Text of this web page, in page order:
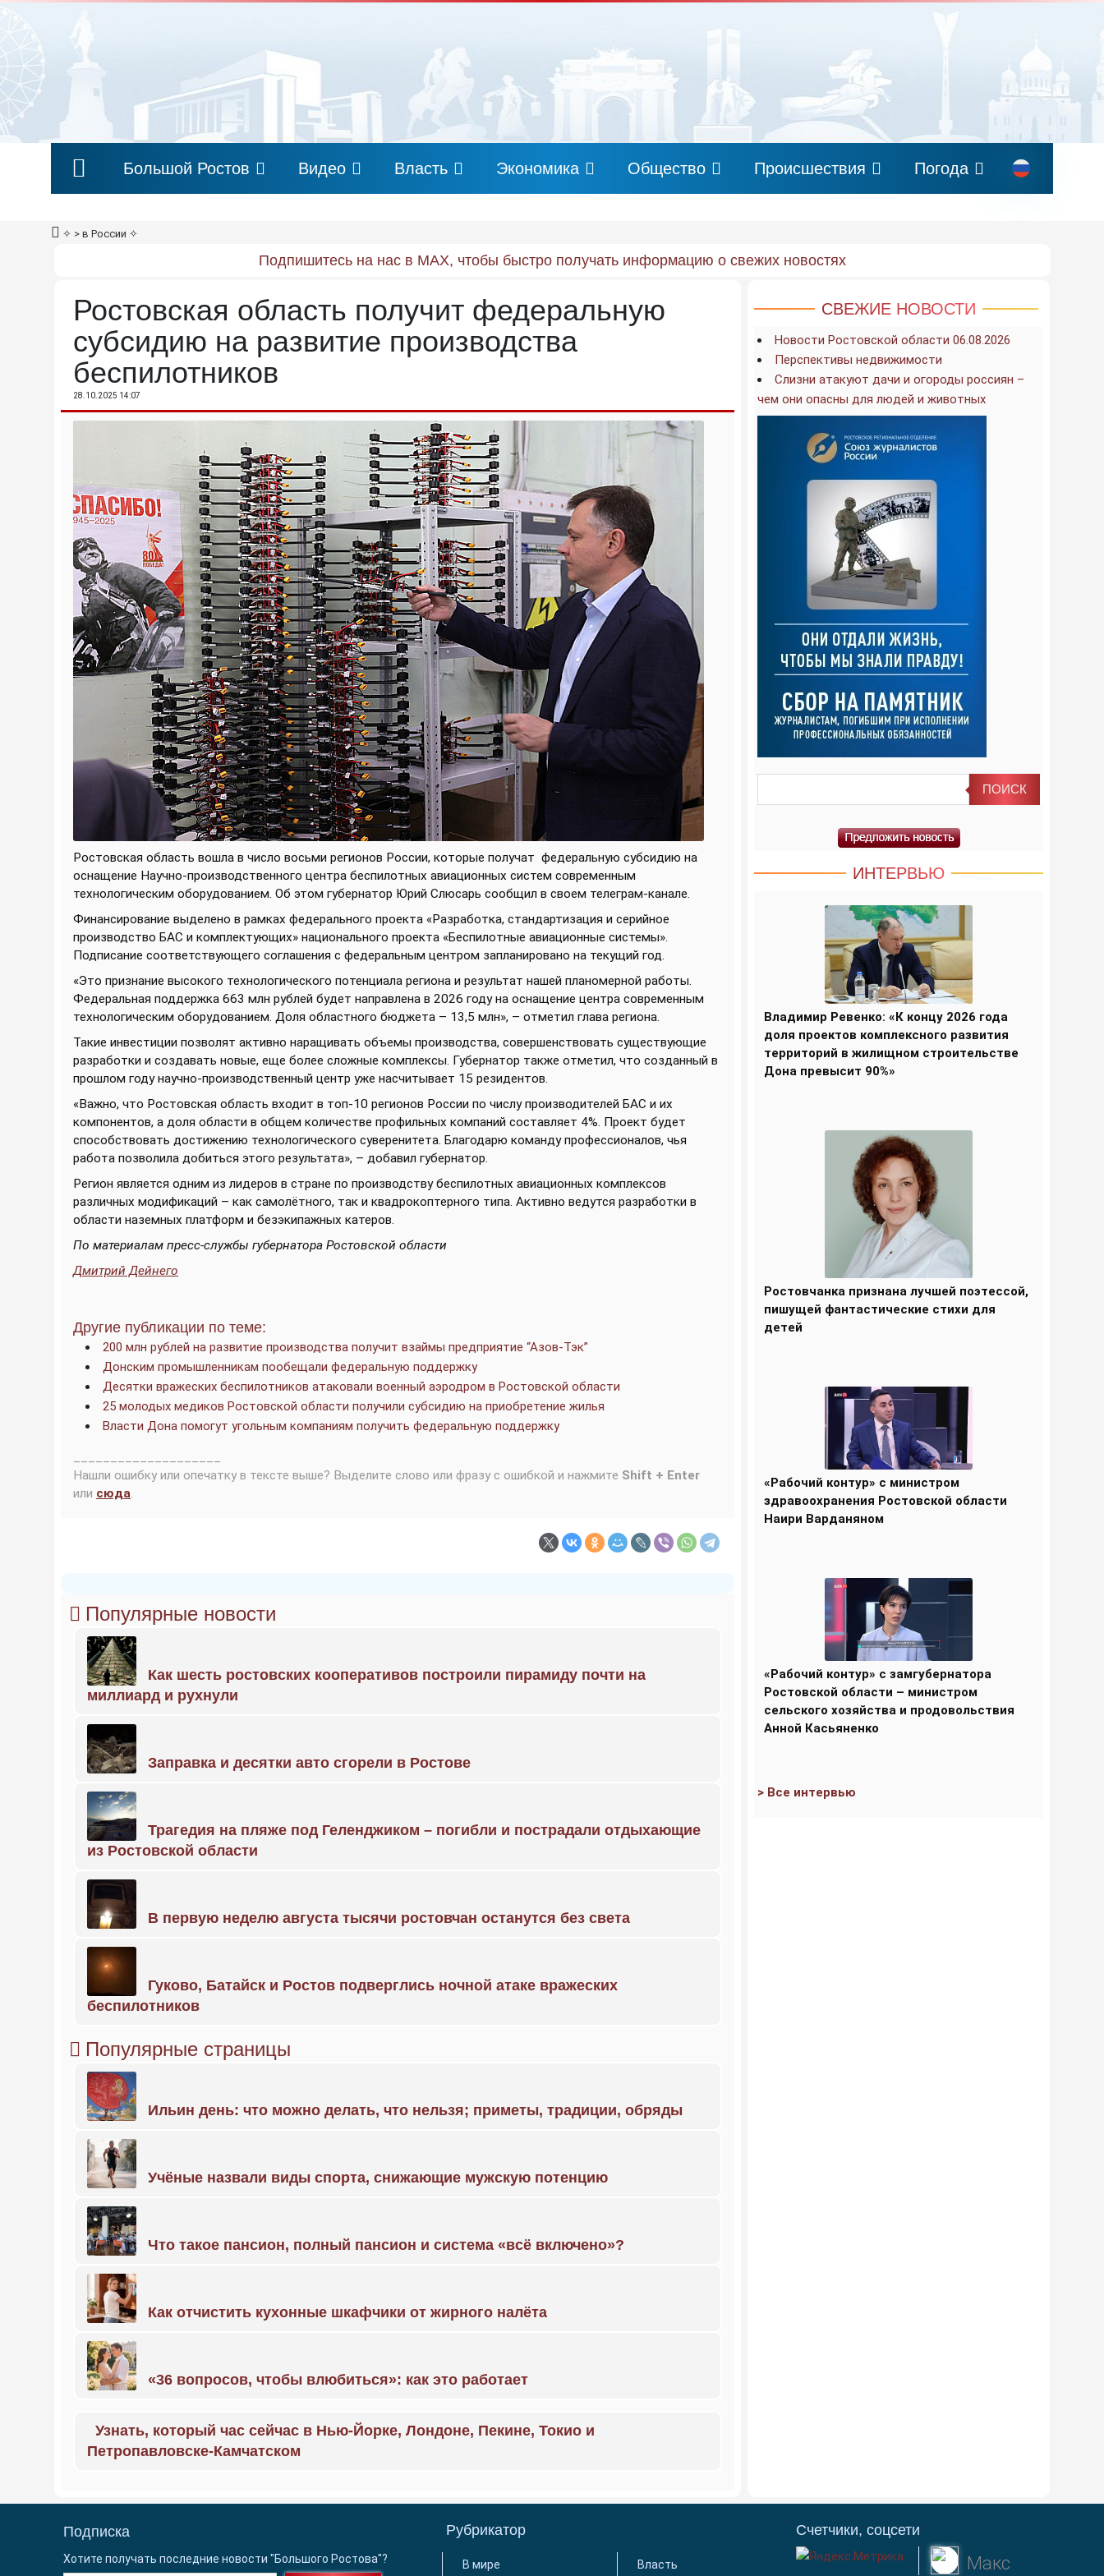
Большой Ростов Видео Власть Экономика Общество Происшествия Погода
✧ > в России ✧
Подпишитесь на нас в MAX, чтобы быстро получать информацию о свежих новостях
Ростовская область получит федеральную
субсидию на развитие производства
беспилотников
28.10.2025 14:07
Ростовская область вошла в число восьми регионов России, которые получат федеральную субсидию на
оснащение Научно-производственного центра беспилотных авиационных систем современным
технологическим оборудованием. Об этом губернатор Юрий Слюсарь сообщил в своем телеграм-канале.
Финансирование выделено в рамках федерального проекта «Разработка, стандартизация и серийное
производство БАС и комплектующих» национального проекта «Беспилотные авиационные системы».
Подписание соответствующего соглашения с федеральным центром запланировано на текущий год.
«Это признание высокого технологического потенциала региона и результат нашей планомерной работы.
Федеральная поддержка 663 млн рублей будет направлена в 2026 году на оснащение центра современным
технологическим оборудованием. Доля областного бюджета – 13,5 млн», – отметил глава региона.
Такие инвестиции позволят активно наращивать объемы производства, совершенствовать существующие
разработки и создавать новые, еще более сложные комплексы. Губернатор также отметил, что созданный в
прошлом году научно-производственный центр уже насчитывает 15 резидентов.
«Важно, что Ростовская область входит в топ-10 регионов России по числу производителей БАС и их
компонентов, а доля области в общем количестве профильных компаний составляет 4%. Проект будет
способствовать достижению технологического суверенитета. Благодарю команду профессионалов, чья
работа позволила добиться этого результата», – добавил губернатор.
Регион является одним из лидеров в стране по производству беспилотных авиационных комплексов
различных модификаций – как самолётного, так и квадрокоптерного типа. Активно ведутся разработки в
области наземных платформ и безэкипажных катеров.
По материалам пресс-службы губернатора Ростовской области
Дмитрий Дейнего
Другие публикации по теме:
200 млн рублей на развитие производства получит взаймы предприятие “Азов-Тэк”
Донским промышленникам пообещали федеральную поддержку
Десятки вражеских беспилотников атаковали военный аэродром в Ростовской области
25 молодых медиков Ростовской области получили субсидию на приобретение жилья
Власти Дона помогут угольным компаниям получить федеральную поддержку
Нашли ошибку или опечатку в тексте выше? Выделите слово или фразу с ошибкой и нажмите Shift + Enter
или сюда.
Популярные новости
Как шесть ростовских кооперативов построили пирамиду почти на
миллиард и рухнули
Заправка и десятки авто сгорели в Ростове
Трагедия на пляже под Геленджиком – погибли и пострадали отдыхающие
из Ростовской области
В первую неделю августа тысячи ростовчан останутся без света
Гуково, Батайск и Ростов подверглись ночной атаке вражеских
беспилотников
Популярные страницы
Ильин день: что можно делать, что нельзя; приметы, традиции, обряды
Учёные назвали виды спорта, снижающие мужскую потенцию
Что такое пансион, полный пансион и система «всё включено»?
Как отчистить кухонные шкафчики от жирного налёта
«36 вопросов, чтобы влюбиться»: как это работает
Узнать, который час сейчас в Нью-Йорке, Лондоне, Пекине, Токио и
Петропавловске-Камчатском
СВЕЖИЕ НОВОСТИ
Новости Ростовской области 06.08.2026
Перспективы недвижимости
Слизни атакуют дачи и огороды россиян –
чем они опасны для людей и животных
ИНТЕРВЬЮ
Владимир Ревенко: «К концу 2026 года
доля проектов комплексного развития
территорий в жилищном строительстве
Дона превысит 90%»
Ростовчанка признана лучшей поэтессой,
пишущей фантастические стихи для
детей
«Рабочий контур» с министром
здравоохранения Ростовской области
Наири Варданяном
«Рабочий контур» с замгубернатора
Ростовской области – министром
сельского хозяйства и продовольствия
Анной Касьяненко
> Все интервью
Подписка
Хотите получать последние новости "Большого Ростова"?
Рубрикатор
В мире Власть
Счетчики, соцсети
Макс